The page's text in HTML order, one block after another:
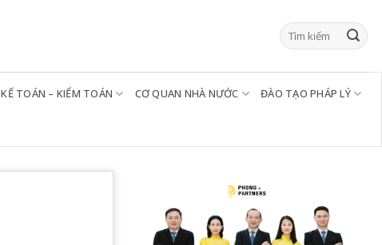
KẾ TOÁN – KIỂM TOÁN CƠ QUAN NHÀ NƯỚC ĐÀO TẠO PHÁP LÝ